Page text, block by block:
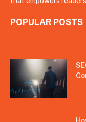
POPULAR POSTS